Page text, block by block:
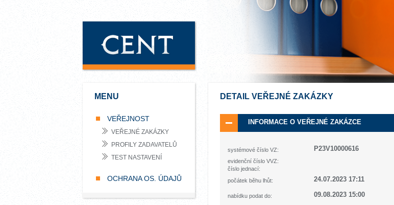
MENU
VEŘEJNOST
VEŘEJNÉ ZAKÁZKY
PROFILY ZADAVATELŮ
TEST NASTAVENÍ
OCHRANA OS. ÚDAJŮ
DETAIL VEŘEJNÉ ZAKÁZKY
INFORMACE O VEŘEJNÉ ZAKÁZCE
systémové číslo VZ: P23V10000616
evidenční číslo VVZ:
číslo jednací:
počátek běhu lhůt:
24.07.2023 17:11
nabídku podat do: 09.08.2023 15:00